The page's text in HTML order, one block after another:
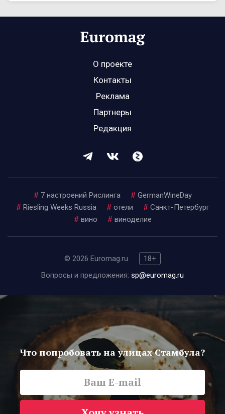
О проекте
Контакты
Реклама
Партнеры
Редакция
# 7 настроений Рислинга # GermanWineDay
# Riesling Weeks Russia # отели # Санкт-Петербург
# вино # виноделие
© 2026 Euromag.ru
18+
Вопросы и предложения: sp@euromag.ru
Что попробовать на улицах Стамбула?